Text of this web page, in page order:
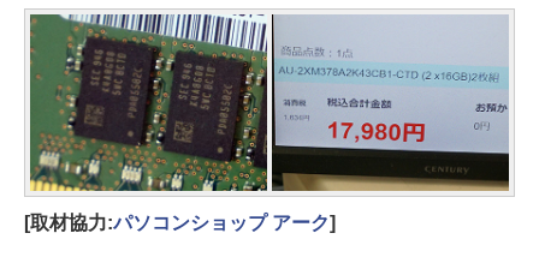
[取材協力:パソコンショップ アーク]